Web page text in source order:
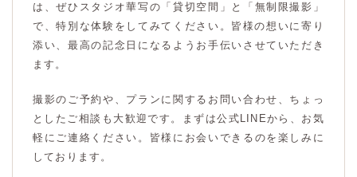
は、ぜひスタジオ華写の「貸切空間」と「無制限撮影」
で、特別な体験をしてみてください。皆様の想いに寄り
添い、最高の記念日になるようお手伝いさせていただき
ます。
撮影のご予約や、プランに関するお問い合わせ、ちょっ
としたご相談も大歓迎です。まずは公式LINEから、お気
軽にご連絡ください。皆様にお会いできるのを楽しみに
しております。